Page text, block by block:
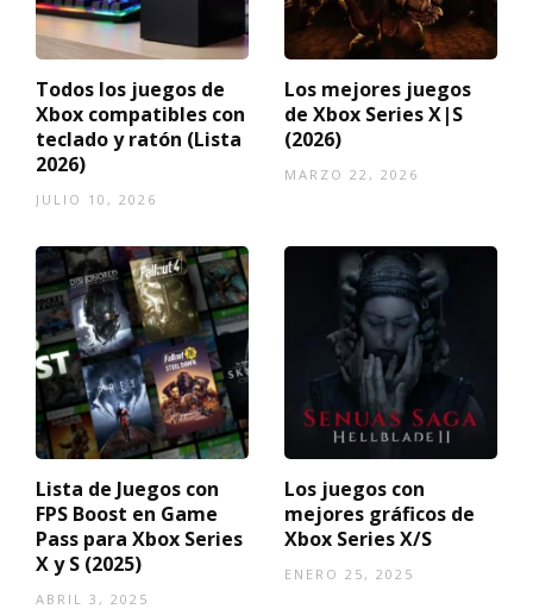
Todos los juegos de
Xbox compatibles con
teclado y ratón (Lista
2026)
JULIO 10, 2026
Los mejores juegos
de Xbox Series X|S
(2026)
MARZO 22, 2026
Lista de Juegos con
FPS Boost en Game
Pass para Xbox Series
X y S (2025)
ABRIL 3, 2025
Los juegos con
mejores gráficos de
Xbox Series X/S
ENERO 25, 2025